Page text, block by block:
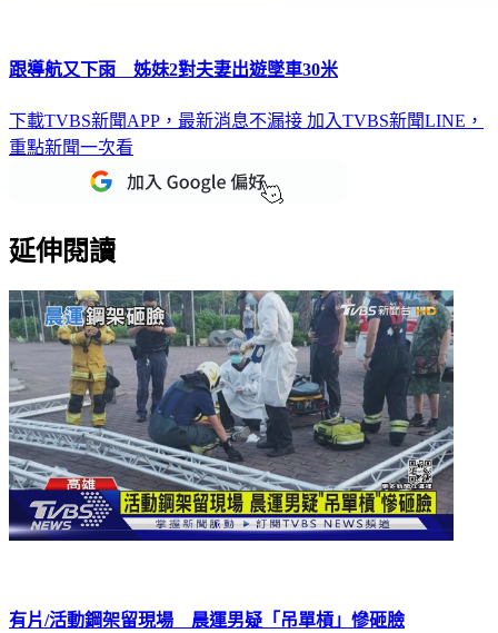
跟導航又下雨 姊妹2對夫妻出遊墜車30米
下載TVBS新聞APP，最新消息不漏接 加入TVBS新聞LINE，
重點新聞一次看
延伸閱讀
有片/活動鋼架留現場 晨運男疑「吊單槓」慘砸臉